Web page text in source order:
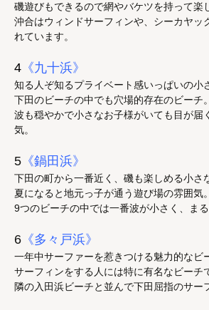
磯遊びもできるので網やバケツを持って楽
沖合はウィンドサーフィンや、シーカヤッ
れています。
4 《九十浜》
知る人ぞ知るプライベート感いっぱいの小
下田のビーチの中でも穴場的存在のビーチ。
波も穏やかで小さなお子様がいても目が届
気。
5 《鍋田浜》
下田の町から一番近く、磯も楽しめる小さ
夏になると地元っ子が通う遊び場の雰囲気。
9つのビーチの中では一番波が小さく、まる
6 《多々戸浜》
一年中サーファーを惹きつける魅力的なビ
サーフィンをする人には特に有名なビーチ
隣の入田浜ビーチと並んで下田屈指のサー